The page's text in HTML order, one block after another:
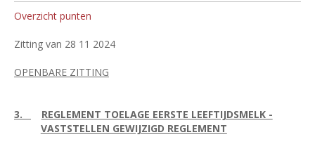
Overzicht punten
Zitting van 28 11 2024
OPENBARE ZITTING
3.
REGLEMENT TOELAGE EERSTE LEEFTIJDSMELK -
VASTSTELLEN GEWIJZIGD REGLEMENT